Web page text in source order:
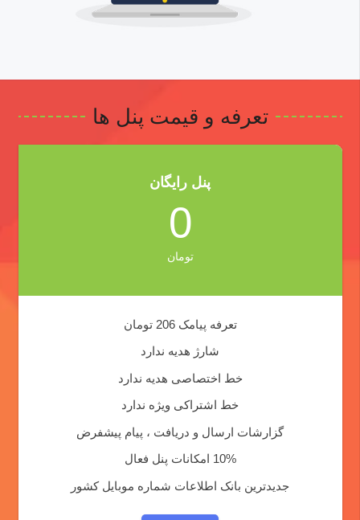
تعرفه و قیمت پنل ها
پنل رایگان
0
تومان
تعرفه پیامک 206 تومان
شارژ هدیه ندارد
خط اختصاصی هدیه ندارد
خط اشتراکی ویژه ندارد
گزارشات ارسال و دریافت ، پیام پیشفرض
10% امکانات پنل فعال
جدیدترین بانک اطلاعات شماره موبایل کشور